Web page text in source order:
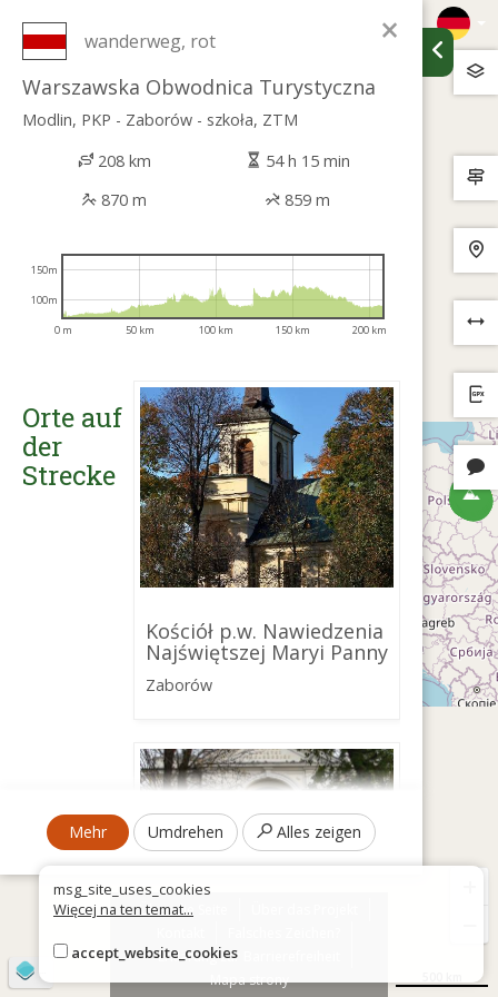
×
wanderweg, rot
Warszawska Obwodnica Turystyczna
Modlin, PKP - Zaborów - szkoła, ZTM
208 km
54 h 15 min
870 m
859 m
0 m 50 km 100 km 150 km 200 km
100m
150m
Orte auf
der
Strecke
Kościół p.w. Nawiedzenia
Najświętszej Maryi Panny
Zaborów
Mehr Umdrehen Alles zeigen
Über die Seite
Erklärung zur Barrierefreiheit
Mapa strony
msg_site_uses_cookies
Więcej na ten temat...
accept_website_cookies